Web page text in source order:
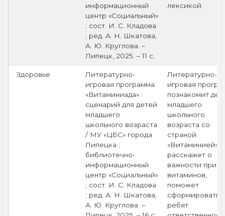
информационный
центр «Социальный»
; сост. И. С. Кладова
; ред. А. Н. Шкатова,
А. Ю. Круглова. –
Липецк, 2025. – 11 с.
лексикой.
Здоровье
Литературно-
игровая программа
«Витаминиада» :
сценарий для детей
младшего
школьного возраста
/ МУ «ЦБС» города
Липецка ;
библиотечно-
информационный
центр «Социальный»
; сост. И. С. Кладова
; ред. А. Н. Шкатова,
А. Ю. Круглова. –
Литературно-
игровая
познакомит
младшего
школьного
возраста со
страной
«Витаминией»,
расскажет о
важности
витаминов,
поможет
сформировать у
ребят